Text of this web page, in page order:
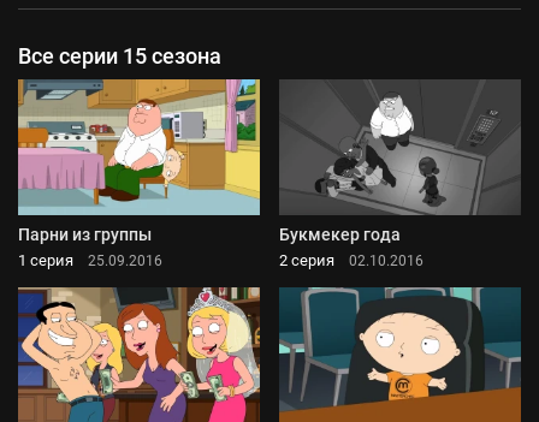
Все серии 15 сезона
Парни из группы
1 серия 25.09.2016
Букмекер года
2 серия 02.10.2016